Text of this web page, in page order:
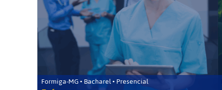
Formiga-MG • Bacharel • Presencial